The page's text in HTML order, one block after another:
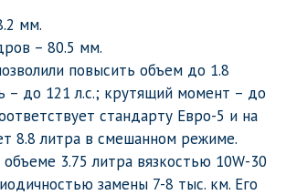
мм.
– 80.5 мм.
повысить объем до 1.8
– до 121 л.с.; крутящий момент – до
стандарту Евро-5 и на
8.8 литра в смешанном режиме.
3.75 литра вязкостью 10W-30
замены 7-8 тыс. км. Его